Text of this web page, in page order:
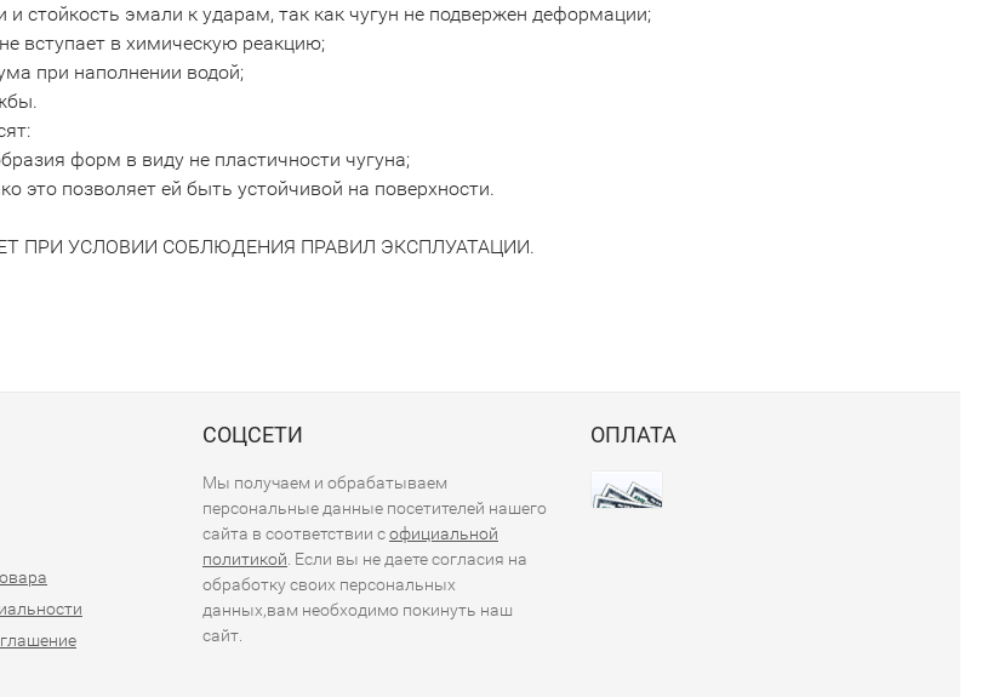
и стойкость эмали к ударам, так как чугун не подвержен деформации;
вступает в химическую реакцию;
при наполнении водой;
форм в виду не пластичности чугуна;
это позволяет ей быть устойчивой на поверхности.
ПРИ УСЛОВИИ СОБЛЮДЕНИЯ ПРАВИЛ ЭКСПЛУАТАЦИИ.
СОЦСЕТИ
Мы получаем и обрабатываем
персональные данные посетителей нашего
сайта в соответствии софициальной
политикой . Если вы не даете согласия на
обработку своих персональных
данных,вам необходимо покинуть наш
сайт.
ОПЛАТА